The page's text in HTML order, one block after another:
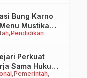
Pendidikan
Bung Karno
Mustika
Pemerintah
Perkuat
Sama Hukum